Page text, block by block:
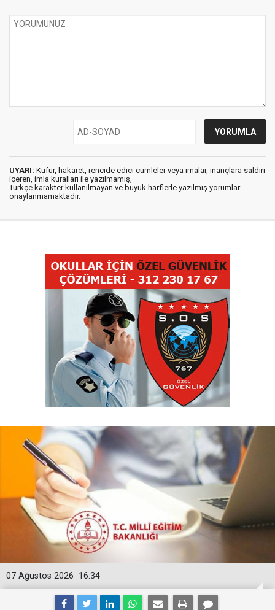
UYARI: Küfür, hakaret, rencide edici cümleler veya imalar, inançlara saldırı
içeren, imla kuralları ile yazılmamış,
Türkçe karakter kullanılmayan ve büyük harflerle yazılmış yorumlar
onaylanmamaktadır.
16:34
07 Ağustos 2026